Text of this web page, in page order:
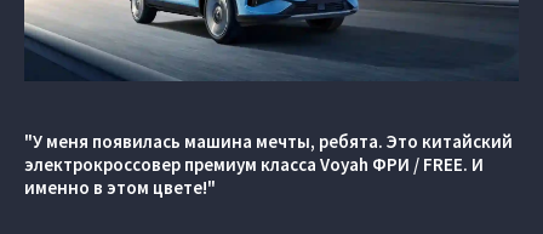
"У меня появилась машина мечты, ребята. Это китайский
электрокроссовер премиум класса Voyah ФРИ / FREE. И
именно в этом цвете!"